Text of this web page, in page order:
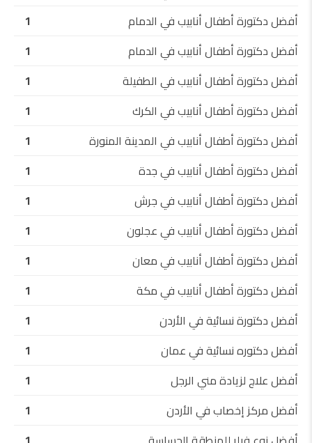
أفضل دكتورة أطفال أنابيب في الدمام
1
أفضل دكتورة أطفال أنابيب في الدمام
1
أفضل دكتورة أطفال أنابيب في الطفيلة
1
أفضل دكتورة أطفال أنابيب في الكرك
1
أفضل دكتورة أطفال أنابيب في المدينة المنورة
1
أفضل دكتورة أطفال أنابيب في جدة
1
أفضل دكتورة أطفال أنابيب في جرش
1
أفضل دكتورة أطفال أنابيب في عجلون
1
أفضل دكتورة أطفال أنابيب في معان
1
أفضل دكتورة أطفال أنابيب في مكة
1
أفضل دكتورة نسائية في الأردن
1
أفضل دكتوره نسائية في عمان
1
أفضل علاج لزيادة مني الرجل
1
أفضل مركز إخصاب في الأردن
1